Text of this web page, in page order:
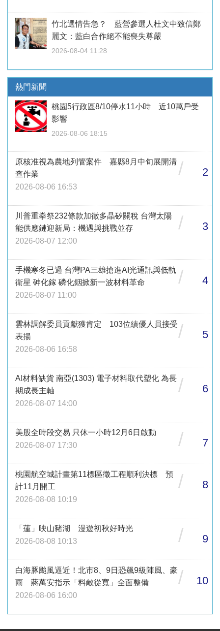
竹北選情告急？ 藍營參選人杜文中致信鄭
麗文：藍白合作絕不能喪失尊嚴
2026-08-04 11:28
熱門新聞
桃園5行政區8/10停水11小時 近10萬戶受
影響
2026-08-06 18:15
原核准視為農地列管案件 嘉縣8月中旬展開清
查作業
2026-08-06 16:53
/ 2
川普重拳祭232條款加徵多晶矽關稅 台灣太陽
能供應鏈迎新局：機遇與挑戰並存
2026-08-07 12:00
/ 3
手機寒冬已過 台灣PA三雄搶進AI光通訊與低軌
衛星 砷化鎵 磷化銦掀新一波材料革命
2026-08-07 11:00
/ 4
雲林調解委員貢獻獲肯定 103位績優人員接受
表揚
2026-08-06 16:58
/ 5
AI材料缺貨 南亞(1303) 電子材料取代塑化 為長
期成長主軸
2026-08-07 14:00
/ 6
美股全時段交易 只休一小時12月6日啟動
2026-08-07 17:30
/ 7
桃園航空城計畫第11標區徵工程順利決標 預
計11月開工
2026-08-08 10:19
/ 8
「蓮」映山豬湖 漫遊初秋好時光
2026-08-08 10:13
/ 9
白海豚颱風逼近！北市8、9日恐飆9級陣風、豪
雨 蔣萬安指示「料敵從寬」全面整備
2026-08-06 16:00
/ 10